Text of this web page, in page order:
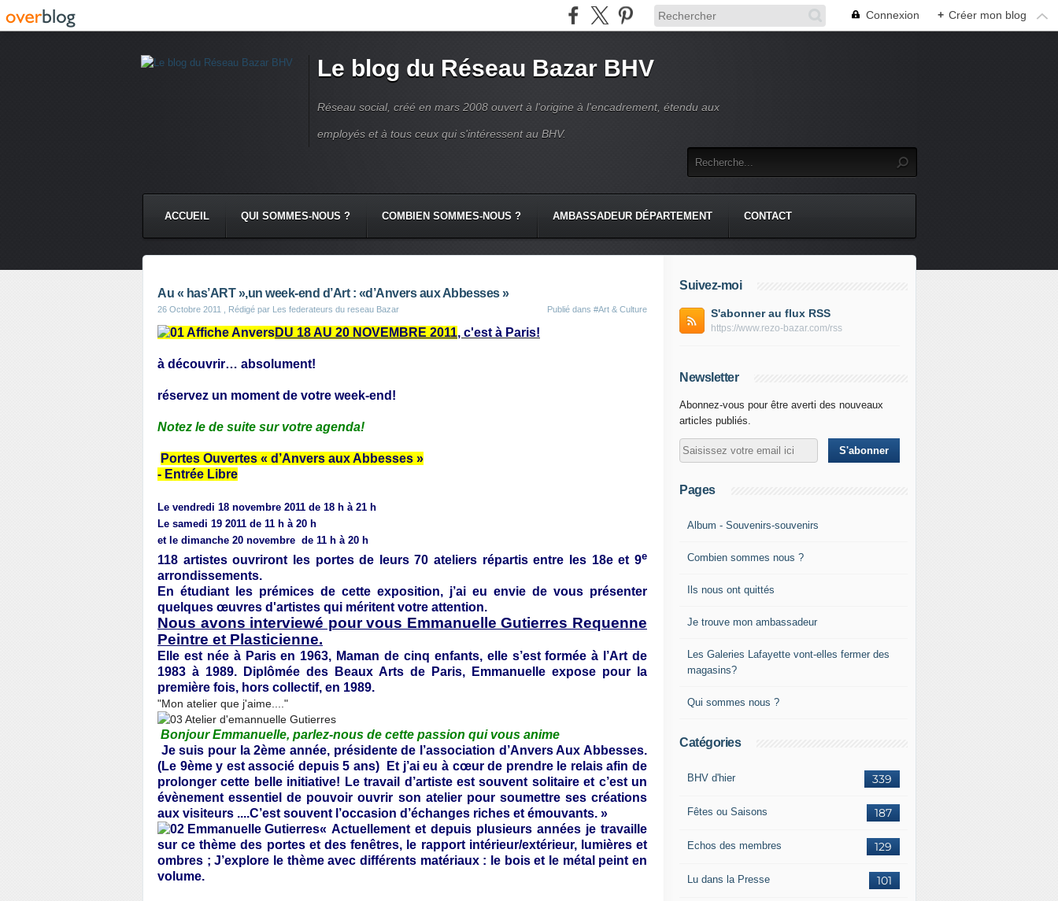
Connexion + Créer mon blog
Le blog du Réseau Bazar BHV
Réseau social, créé en mars 2008 ouvert à l'origine à l'encadrement, étendu aux
employés et à tous ceux qui s'intéressent au BHV.
ACCUEIL QUI SOMMES-NOUS ? COMBIEN SOMMES-NOUS ? AMBASSADEUR DÉPARTEMENT CONTACT
Au « has’ART »,un week-end d’Art : «d’Anvers aux Abbesses »
26 Octobre 2011 , Rédigé par Les federateurs du reseau Bazar Publié dans #Art & Culture
DU 18 AU 20 NOVEMBRE 2011, c'est à Paris!
à découvrir… absolument!
réservez un moment de votre week-end!
Notez le de suite sur votre agenda!
Portes Ouvertes « d’Anvers aux Abbesses »
- Entrée Libre
Le vendredi 18 novembre 2011 de 18 h à 21 h
Le samedi 19 2011 de 11 h à 20 h
et le dimanche 20 novembre de 11 h à 20 h
118 artistes ouvriront les portes de leurs 70 ateliers répartis entre les 18e et 9e
arrondissements.
En étudiant les prémices de cette exposition, j’ai eu envie de vous présenter
quelques œuvres d'artistes qui méritent votre attention.
Nous avons interviewé pour vous Emmanuelle Gutierres Requenne
Peintre et Plasticienne.
Elle est née à Paris en 1963, Maman de cinq enfants, elle s’est formée à l’Art de
1983 à 1989. Diplômée des Beaux Arts de Paris, Emmanuelle expose pour la
première fois, hors collectif, en 1989.
"Mon atelier que j'aime...."
Bonjour Emmanuelle, parlez-nous de cette passion qui vous anime
Je suis pour la 2ème année, présidente de l’association d’Anvers Aux Abbesses.
(Le 9ème y est associé depuis 5 ans) Et j’ai eu à cœur de prendre le relais afin de
prolonger cette belle initiative! Le travail d’artiste est souvent solitaire et c’est un
évènement essentiel de pouvoir ouvrir son atelier pour soumettre ses créations
aux visiteurs ....C’est souvent l’occasion d’échanges riches et émouvants. »
« Actuellement et depuis plusieurs années je travaille
sur ce thème des portes et des fenêtres, le rapport intérieur/extérieur, lumières et
ombres ; J’explore le thème avec différents matériaux : le bois et le métal peint en
volume.
Suivez-moi
S'abonner au flux RSS
https://www.rezo-bazar.com/rss
Newsletter
Abonnez-vous pour être averti des nouveaux
articles publiés.
Pages
Album - Souvenirs-souvenirs
Combien sommes nous ?
Ils nous ont quittés
Je trouve mon ambassadeur
Les Galeries Lafayette vont-elles fermer des
magasins?
Qui sommes nous ?
Catégories
339
BHV d'hier
187
Fêtes ou Saisons
129
Echos des membres
101
Lu dans la Presse